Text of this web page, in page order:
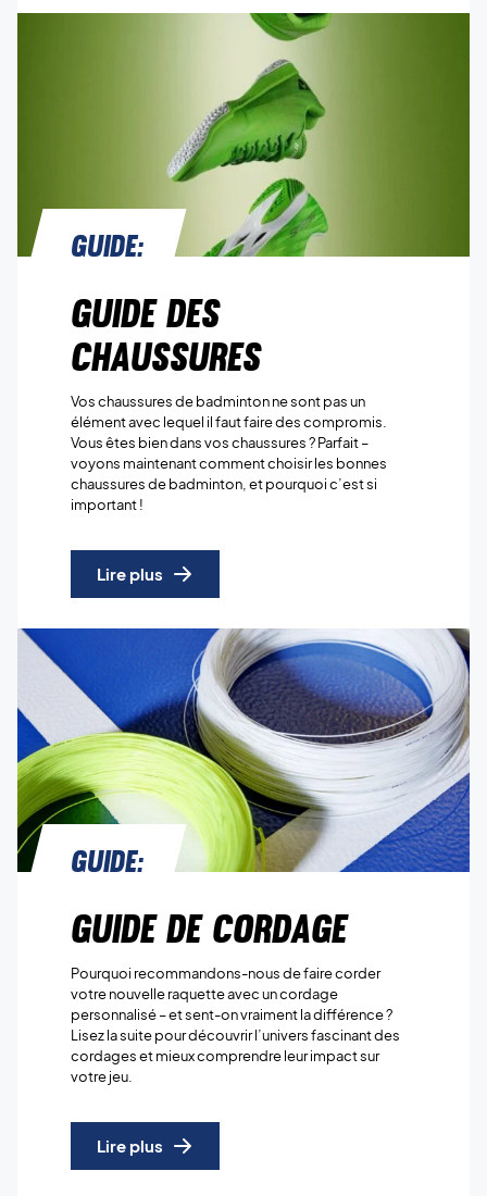
Guide:
Guide des
chaussures
Vos chaussures de badminton ne sont pas un
élément avec lequel il faut faire des compromis.
Vous êtes bien dans vos chaussures ? Parfait –
voyons maintenant comment choisir les bonnes
chaussures de badminton, et pourquoi c’est si
important !
Lire plus
Guide:
Guide de cordage
Pourquoi recommandons-nous de faire corder
votre nouvelle raquette avec un cordage
personnalisé – et sent-on vraiment la différence ?
Lisez la suite pour découvrir l’univers fascinant des
cordages et mieux comprendre leur impact sur
votre jeu.
Lire plus